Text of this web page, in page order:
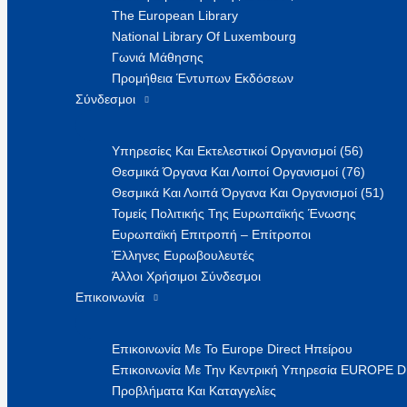
The European Library
National Library Of Luxembourg
Γωνιά Μάθησης
Προμήθεια Έντυπων Εκδόσεων
Σύνδεσμοι
Υπηρεσίες Και Εκτελεστικοί Οργανισμοί (56)
Θεσμικά Όργανα Και Λοιποί Οργανισμοί (76)
Θεσμικά Και Λοιπά Όργανα Και Οργανισμοί (51)
Τομείς Πολιτικής Της Ευρωπαϊκής Ένωσης
Ευρωπαϊκή Επιτροπή – Επίτροποι
Έλληνες Ευρωβουλευτές
Άλλοι Χρήσιμοι Σύνδεσμοι
Επικοινωνία
Επικοινωνία Με Το Europe Direct Ηπείρου
Επικοινωνία Με Την Κεντρική Υπηρεσία EUROPE
Προβλήματα Και Καταγγελίες